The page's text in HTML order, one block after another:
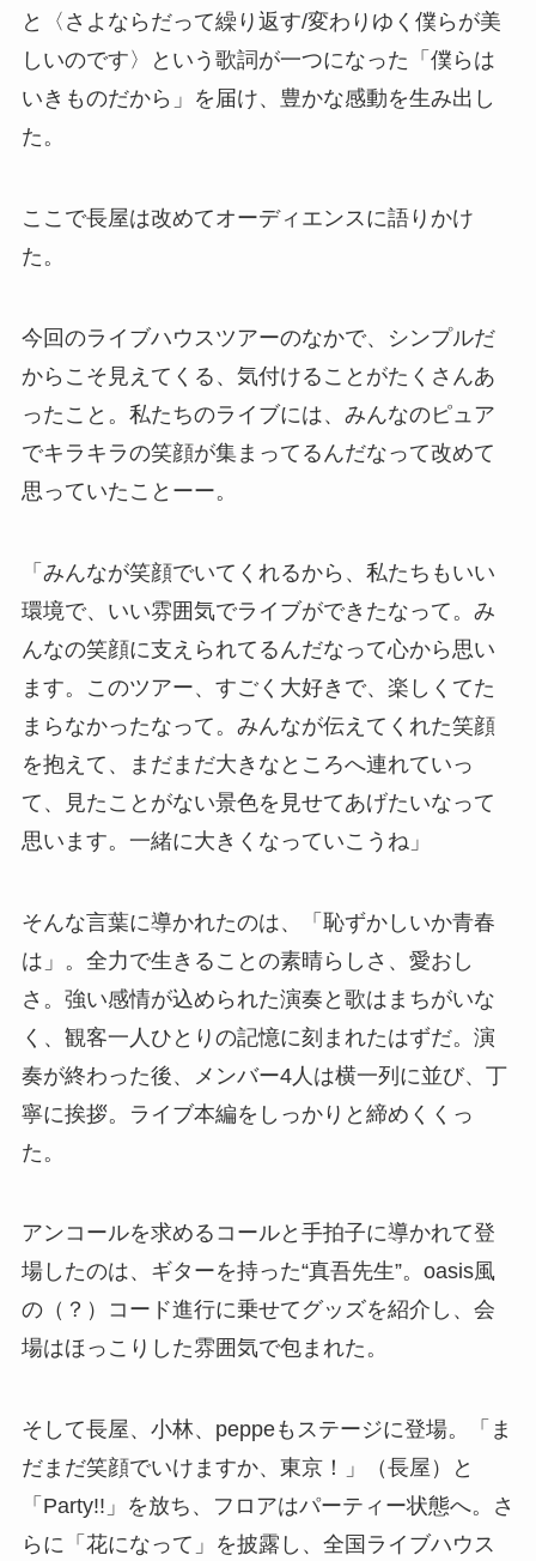
と〈さよならだって繰り返す/変わりゆく僕らが美
しいのです〉という歌詞が一つになった「僕らは
いきものだから」を届け、豊かな感動を生み出し
た。
ここで長屋は改めてオーディエンスに語りかけ
た。
今回のライブハウスツアーのなかで、シンプルだ
からこそ見えてくる、気付けることがたくさんあ
ったこと。私たちのライブには、みんなのピュア
でキラキラの笑顔が集まってるんだなって改めて
思っていたことーー。
「みんなが笑顔でいてくれるから、私たちもいい
環境で、いい雰囲気でライブができたなって。み
んなの笑顔に支えられてるんだなって心から思い
ます。このツアー、すごく大好きで、楽しくてた
まらなかったなって。みんなが伝えてくれた笑顔
を抱えて、まだまだ大きなところへ連れていっ
て、見たことがない景色を見せてあげたいなって
思います。一緒に大きくなっていこうね」
そんな言葉に導かれたのは、「恥ずかしいか青春
は」。全力で生きることの素晴らしさ、愛おし
さ。強い感情が込められた演奏と歌はまちがいな
く、観客一人ひとりの記憶に刻まれたはずだ。演
奏が終わった後、メンバー4人は横一列に並び、丁
寧に挨拶。ライブ本編をしっかりと締めくくっ
た。
アンコールを求めるコールと手拍子に導かれて登
場したのは、ギターを持った“真吾先生”。oasis風
の（？）コード進行に乗せてグッズを紹介し、会
場はほっこりした雰囲気で包まれた。
そして長屋、小林、peppeもステージに登場。「ま
だまだ笑顔でいけますか、東京！」（長屋）と
「Party!!」を放ち、フロアはパーティー状態へ。さ
らに「花になって」を披露し、全国ライブハウス